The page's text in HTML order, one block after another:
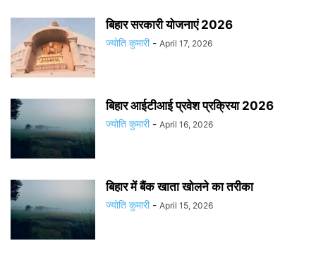
बिहार सरकारी योजनाएं 2026
ज्योति कुमारी - April 17, 2026
बिहार आईटीआई प्रवेश प्रक्रिया 2026
ज्योति कुमारी - April 16, 2026
बिहार में बैंक खाता खोलने का तरीका
ज्योति कुमारी - April 15, 2026